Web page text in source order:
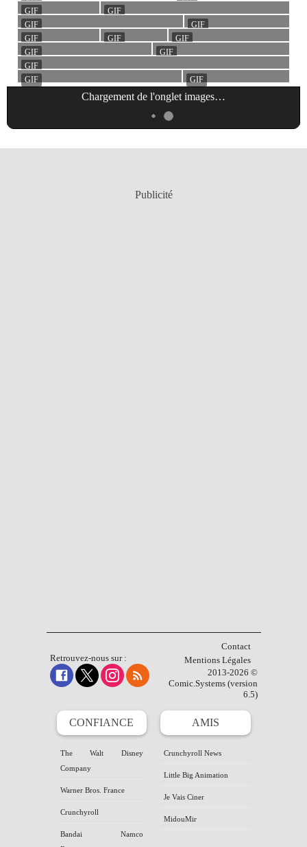
Chargement de l'onglet images…
Publicité
Retrouvez-nous sur :
Contact
Mentions Légales
2013-2026 ©
Comic.Systems (version
6.5)
CONFIANCE
The Walt Disney
Company
Warner Bros. France
Crunchyroll
Bandai Namco
AMIS
Crunchyroll News
Little Big Animation
Je Vais Ciner
MidouMir